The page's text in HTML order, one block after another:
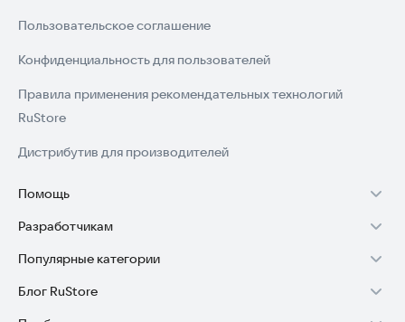
Пользовательское соглашение
Конфиденциальность для пользователей
Правила применения рекомендательных технологий
RuStore
Дистрибутив для производителей
Помощь
Установка RuStore на TV
Установка RuStore на телефон
Установка RuStore в машину
Разработчикам
Зарабатывать с RuStore
Стать разработчиком
Популярные категории
Игры для Android
Блог RuStore